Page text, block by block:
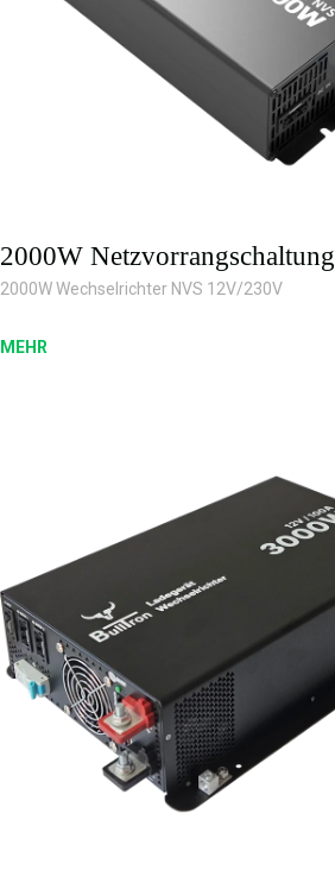
2000W Netzvorrangschaltung
2000W Wechselrichter NVS 12V/230V
MEHR